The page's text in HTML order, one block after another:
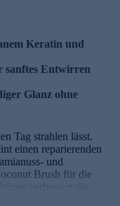
Keratin und
sanftes Entwirren
Glanz ohne
Tag strahlen lässt.
einen reparierenden
und
Brush für die
verbessert die
bis 210 °C